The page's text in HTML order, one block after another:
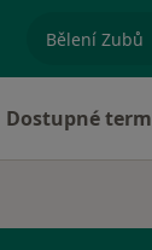
Dostupné